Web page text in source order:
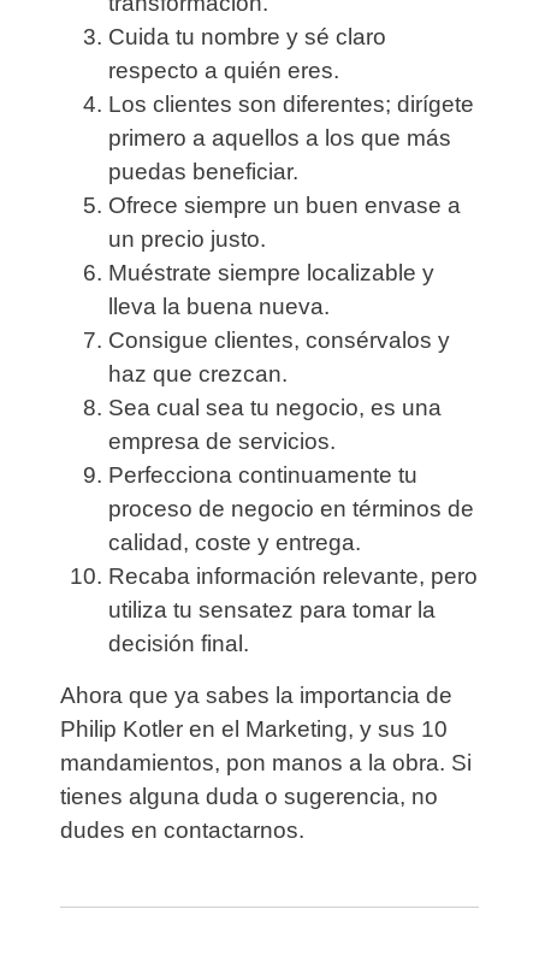
Cuida tu nombre y sé claro
respecto a quién eres.
Los clientes son diferentes; dirígete
primero a aquellos a los que más
puedas beneficiar.
Ofrece siempre un buen envase a
un precio justo.
Muéstrate siempre localizable y
lleva la buena nueva.
Consigue clientes, consérvalos y
haz que crezcan.
Sea cual sea tu negocio, es una
empresa de servicios.
Perfecciona continuamente tu
proceso de negocio en términos de
calidad, coste y entrega.
Recaba información relevante, pero
utiliza tu sensatez para tomar la
decisión final.
Ahora que ya sabes la importancia de
Philip Kotler en el Marketing, y sus 10
mandamientos, pon manos a la obra. Si
tienes alguna duda o sugerencia, no
dudes en contactarnos.